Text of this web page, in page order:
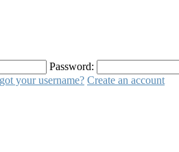
Password:
your username? Create an account